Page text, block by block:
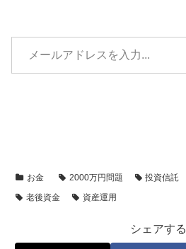
お金 2000万円問題 投資信託
老後資金
資産運用
シェアする